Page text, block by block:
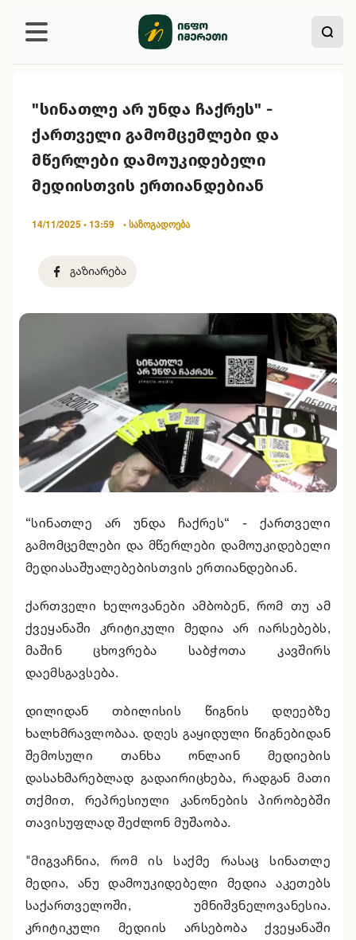
"სინათლე არ უნდა ჩაქრეს" -
ქართველი გამომცემლები და
მწერლები დამოუკიდებელი
მედიისთვის ერთიანდებიან
14/11/2025 • 13:59 • საზოგადოება
“სინათლე არ უნდა ჩაქრეს“ - ქართველი
გამომცემლები და მწერლები დამოუკიდებელი
მედიასაშუალებებისთვის ერთიანდებიან.
ქართველი ხელოვანები ამბობენ, რომ თუ ამ
ქვეყანაში კრიტიკული მედია არ იარსებებს,
მაშინ ცხოვრება საბჭოთა კავშირს
დაემსგავსება.
დილიდან თბილისის წიგნის დღეებზე
ხალხმრავლობაა. დღეს გაყიდული წიგნებიდან
შემოსული თანხა ონლაინ მედიების
დასახმარებლად გადაირიცხება, რადგან მათი
თქმით, რეპრესიული კანონების პირობებში
თავისუფლად შეძლონ მუშაობა.
"მიგვაჩნია, რომ ის საქმე რასაც სინათლე
მედია, ანუ დამოუკიდებელი მედია აკეთებს
საქართველოში, უმნიშვნელოვანესია.
კრიტიკული მედიის არსებობა ქვეყანაში